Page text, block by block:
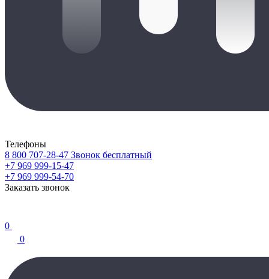
Телефоны
8 800 707-28-47 Звонок бесплатный
+7 969 999-15-47
+7 969 999-54-70
Заказать звонок
0
0